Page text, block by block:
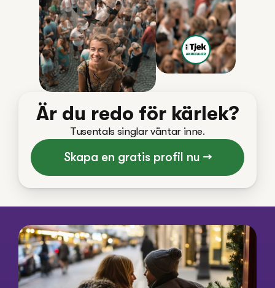
Är du redo för kärlek?
Tusentals singlar väntar inne.
Skapa en gratis profil nu →